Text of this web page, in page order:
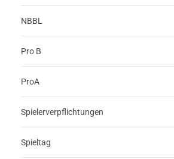
NBBL
Pro B
ProA
Spielerverpflichtungen
Spieltag